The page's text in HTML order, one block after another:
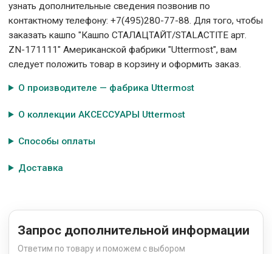
узнать дополнительные сведения позвонив по
контактному телефону: +7(495)280-77-88. Для того, чтобы
заказать кашпо "Кашпо СТАЛАЦТАЙТ/STALACTITE арт.
ZN-171111" Американской фабрики "Uttermost", вам
следует положить товар в корзину и оформить заказ.
О производителе — фабрика Uttermost
О коллекции АКСЕССУАРЫ Uttermost
Способы оплаты
Доставка
Запрос дополнительной информации
Ответим по товару и поможем с выбором